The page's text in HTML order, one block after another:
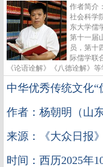
作者简介
社会科学
东大学儒
第十一届
员，第十
际儒学联
《论语诠解》《八德诠解》等
中华优秀传统文化“
作者：杨朝明（山
来源：《大众日报》
时间：西历2025年